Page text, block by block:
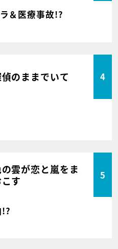
＆医療事故!?
のままでいて 4
雲が恋と嵐をま
す
5